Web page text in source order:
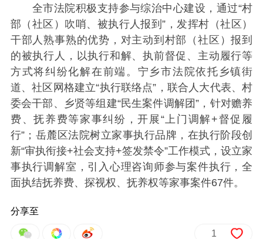
全市法院积极支持参与综治中心建设，通过“村
部（社区）吹哨、被执行人报到”，发挥村（社区）
干部人熟事熟的优势，对主动到村部（社区）报到
的被执行人，以执行和解、执前督促、主动履行等
方式将纠纷化解在前端。宁乡市法院依托乡镇街
道、社区网格建立“执行联络点”，联合人大代表、村
委会干部、乡贤等组建“民生案件调解团”，针对赡养
费、抚养费等家事纠纷，开展“上门调解+督促履
行”；岳麓区法院树立家事执行品牌，在执行阶段创
新“审执衔接+社会支持+签发禁令”工作模式，设立家
事执行调解室，引入心理咨询师参与案件执行，全
面执结抚养费、探视权、抚养权等家事案件67件。
分享至
1